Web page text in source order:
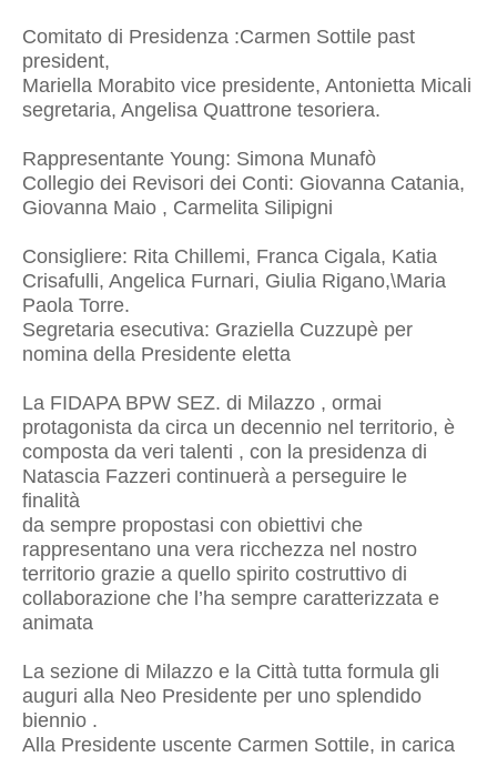
Comitato di Presidenza :Carmen Sottile past
president,
Mariella Morabito vice presidente, Antonietta Micali
segretaria, Angelisa Quattrone tesoriera.
Rappresentante Young: Simona Munafò
Collegio dei Revisori dei Conti: Giovanna Catania,
Giovanna Maio , Carmelita Silipigni
Consigliere: Rita Chillemi, Franca Cigala, Katia
Crisafulli, Angelica Furnari, Giulia Rigano,\Maria
Paola Torre.
Segretaria esecutiva: Graziella Cuzzupè per
nomina della Presidente eletta
La FIDAPA BPW SEZ. di Milazzo , ormai
protagonista da circa un decennio nel territorio, è
composta da veri talenti , con la presidenza di
Natascia Fazzeri continuerà a perseguire le
finalità
da sempre propostasi con obiettivi che
rappresentano una vera ricchezza nel nostro
territorio grazie a quello spirito costruttivo di
collaborazione che l’ha sempre caratterizzata e
animata
La sezione di Milazzo e la Città tutta formula gli
auguri alla Neo Presidente per uno splendido
biennio .
Alla Presidente uscente Carmen Sottile, in carica